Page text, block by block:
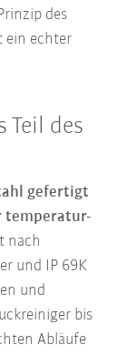
des
ein echter
Teil des
gefertigt
temperatur-
nach
und IP 69K
und
bis
Abläufe